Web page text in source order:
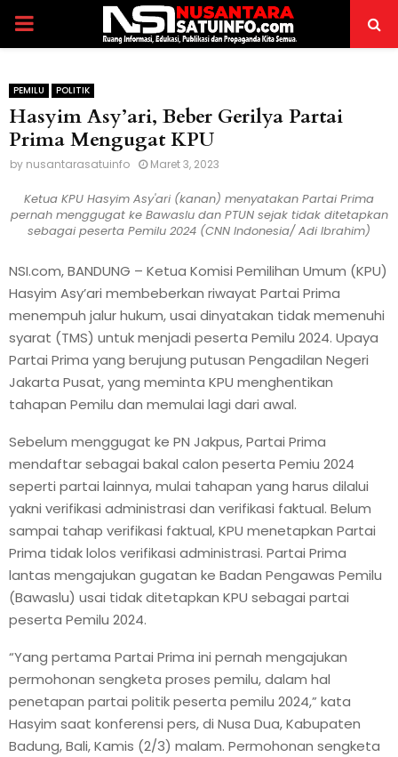
PRIMARY
PEMILU POLITIK
Hasyim Asy’ari, Beber Gerilya Partai
Prima Mengugat KPU
by nusantarasatuinfo Maret 3, 2023
Ketua KPU Hasyim Asy'ari (kanan) menyatakan Partai Prima
pernah menggugat ke Bawaslu dan PTUN sejak tidak ditetapkan
sebagai peserta Pemilu 2024 (CNN Indonesia/ Adi Ibrahim)
NSI.com, BANDUNG – Ketua Komisi Pemilihan Umum (KPU)
Hasyim Asy’ari membeberkan riwayat Partai Prima
menempuh jalur hukum, usai dinyatakan tidak memenuhi
syarat (TMS) untuk menjadi peserta Pemilu 2024. Upaya
Partai Prima yang berujung putusan Pengadilan Negeri
Jakarta Pusat, yang meminta KPU menghentikan
tahapan Pemilu dan memulai lagi dari awal.
Sebelum menggugat ke PN Jakpus, Partai Prima
mendaftar sebagai bakal calon peserta Pemiu 2024
seperti partai lainnya, mulai tahapan yang harus dilalui
yakni verifikasi administrasi dan verifikasi faktual. Belum
sampai tahap verifikasi faktual, KPU menetapkan Partai
Prima tidak lolos verifikasi administrasi. Partai Prima
lantas mengajukan gugatan ke Badan Pengawas Pemilu
(Bawaslu) usai tidak ditetapkan KPU sebagai partai
peserta Pemilu 2024.
“Yang pertama Partai Prima ini pernah mengajukan
permohonan sengketa proses pemilu, dalam hal
penetapan partai politik peserta pemilu 2024,” kata
Hasyim saat konferensi pers, di Nusa Dua, Kabupaten
Badung, Bali, Kamis (2/3) malam. Permohonan sengketa